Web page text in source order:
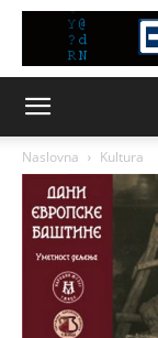
Naslovna Kultura